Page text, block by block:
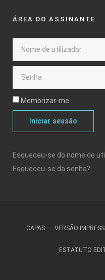
ÁREA DO ASSINANTE
Memorizar-me
Iniciar sessão
Esqueceu-se do nome de
Esqueceu-se da senha?
CAPAS VERSÃO
ESTATUTO